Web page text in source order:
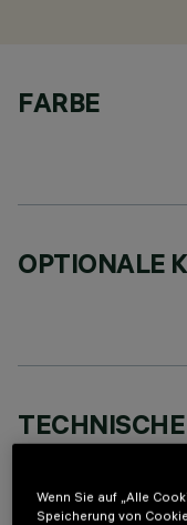
FARBE
OPTIONALE
BESCHREIBUNG
Wenn Sie auf „Alle
Speicherung von